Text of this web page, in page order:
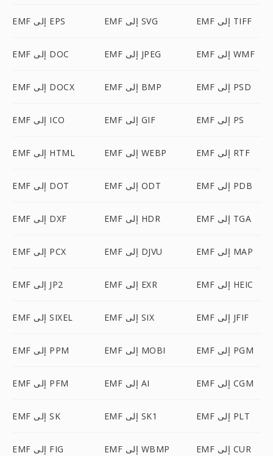
EMF إلى EPS EMF إلى SVG EMF إلى TIFF
EMF إلى DOC EMF إلى JPEG EMF إلى WMF
EMF إلى DOCX EMF إلى BMP EMF إلى PSD
EMF إلى ICO EMF إلى GIF EMF إلى PS
EMF إلى HTML EMF إلى WEBP EMF إلى RTF
EMF إلى DOT EMF إلى ODT EMF إلى PDB
EMF إلى DXF EMF إلى HDR EMF إلى TGA
EMF إلى PCX EMF إلى DJVU EMF إلى MAP
EMF إلى JP2 EMF إلى EXR EMF إلى HEIC
EMF إلى SIXEL EMF إلى SIX EMF إلى JFIF
EMF إلى PPM EMF إلى MOBI EMF إلى PGM
EMF إلى PFM EMF إلى AI EMF إلى CGM
EMF إلى SK EMF إلى SK1 EMF إلى PLT
EMF إلى FIG EMF إلى WBMP EMF إلى CUR